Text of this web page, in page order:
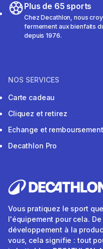
Plus de 65 sports
Chez Decathlon, nous
fermement aux bienfaits
depuis 1976.
NOS SERVICES
Carte cadeau
Cliquez et retirez
Echange et remboursement
Decathlon Pro
Vous pratiquez le sport
l'équipement pour cela.
développement à la
vous, cela signifie : tout